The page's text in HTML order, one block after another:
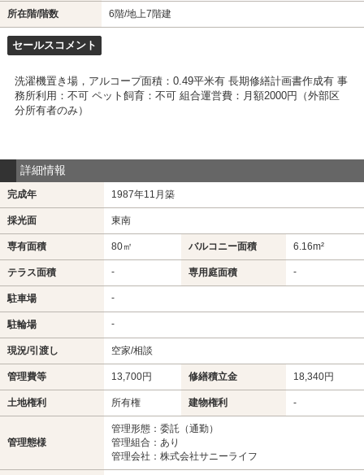
所在階/階数 6階/地上7階建
セールスコメント
洗濯機置き場，アルコープ面積：0.49平米有 長期修繕計画書作成有 事
務所利用：不可 ペット飼育：不可 組合運営費：月額2000円（外部区
分所有者のみ）
詳細情報
完成年 1987年11月築
採光面 東南
専有面積 80㎡ バルコニー面積 6.16m²
テラス面積 - 専用庭面積 -
駐車場 -
駐輪場 -
現況/引渡し 空家/相談
管理費等 13,700円 修繕積立金 18,340円
土地権利 所有権 建物権利 -
管理態様
管理形態：委託（通勤）
管理組合：あり
管理会社：株式会社サニーライフ